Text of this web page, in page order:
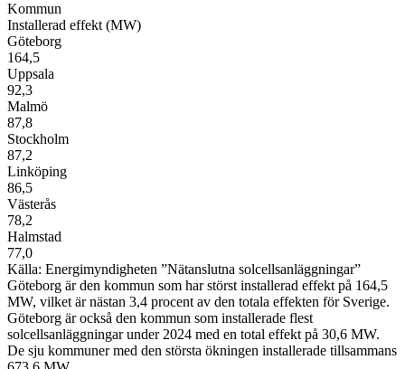
Kommun
Installerad effekt (MW)
Göteborg
164,5
Uppsala
92,3
Malmö
87,8
Stockholm
87,2
Linköping
86,5
Västerås
78,2
Halmstad
77,0
Källa: Energimyndigheten ”Nätanslutna solcellsanläggningar”
Göteborg är den kommun som har störst installerad effekt på 164,5
MW, vilket är nästan 3,4 procent av den totala effekten för Sverige.
Göteborg är också den kommun som installerade flest
solcellsanläggningar under 2024 med en total effekt på 30,6 MW.
De sju kommuner med den största ökningen installerade tillsammans